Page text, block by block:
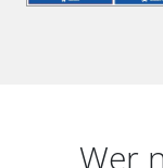
Wer